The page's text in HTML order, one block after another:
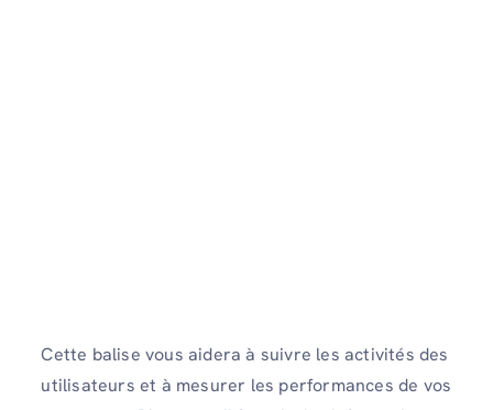
Cette balise vous aidera à suivre les activités des
utilisateurs et à mesurer les performances de vos